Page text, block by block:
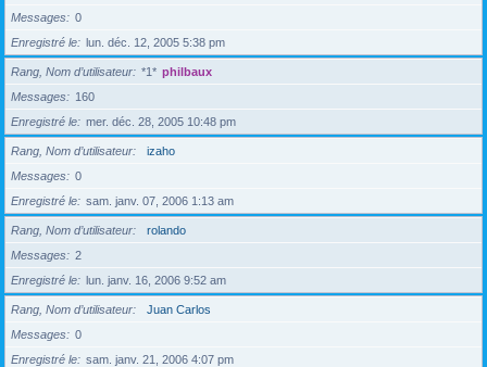
Messages
0
Enregistré le
lun. déc. 12, 2005 5:38 pm
Rang, Nom d’utilisateur *1* philbaux
Messages
160
Enregistré le
mer. déc. 28, 2005 10:48 pm
Rang, Nom d’utilisateur
izaho
Messages
0
Enregistré le
sam. janv. 07, 2006 1:13 am
Rang, Nom d’utilisateur
rolando
Messages
2
Enregistré le
lun. janv. 16, 2006 9:52 am
Rang, Nom d’utilisateur
Juan Carlos
Messages
0
Enregistré le
sam. janv. 21, 2006 4:07 pm